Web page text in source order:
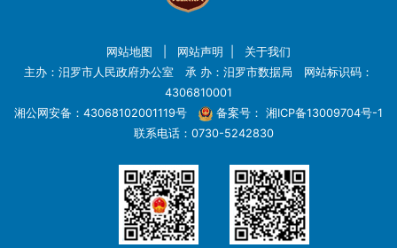
网站地图 网站声明
关于我们
主办：汨罗市人民政府办公室 承 办：汨罗市数据局 网站标识码：
4306810001
湘公网安备：43068102001119号
备案号： 湘ICP备13009704号-1
联系电话：0730-5242830